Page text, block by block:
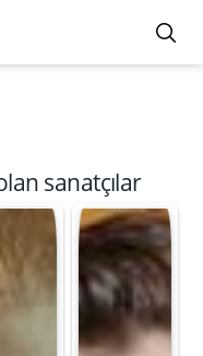
sanatçılar